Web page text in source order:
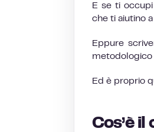
E se ti
che ti aiutino
Eppure
metodologico
Ed è proprio
Cos’è